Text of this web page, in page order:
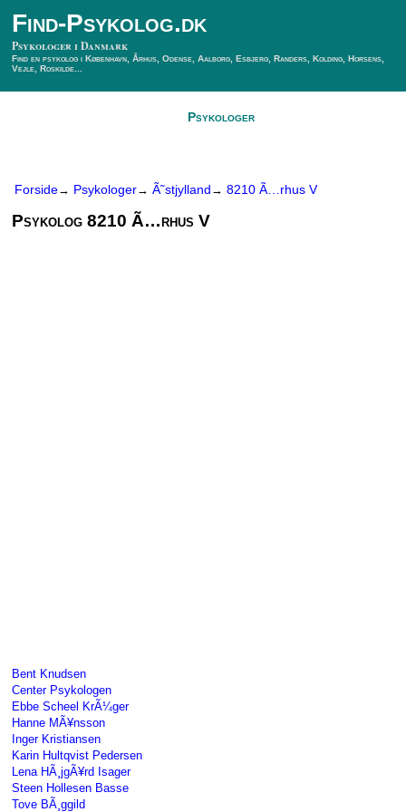
Find-Psykolog.dk
Psykologer i Danmark
Find en psykolog i København, Århus, Odense, Aalborg, Esbjerg, Randers, Kolding, Horsens,
Vejle, Roskilde...
Psykologer
Forside→ Psykologer→ Ã˜stjylland → 8210 Ã…rhus V
Psykolog 8210 Ã…rhus V
Bent Knudsen
Center Psykologen
Ebbe Scheel KrÃ¼ger
Hanne MÃ¥nsson
Inger Kristiansen
Karin Hultqvist Pedersen
Lena HÃ¸jgÃ¥rd Isager
Steen Hollesen Basse
Tove BÃ¸ggild